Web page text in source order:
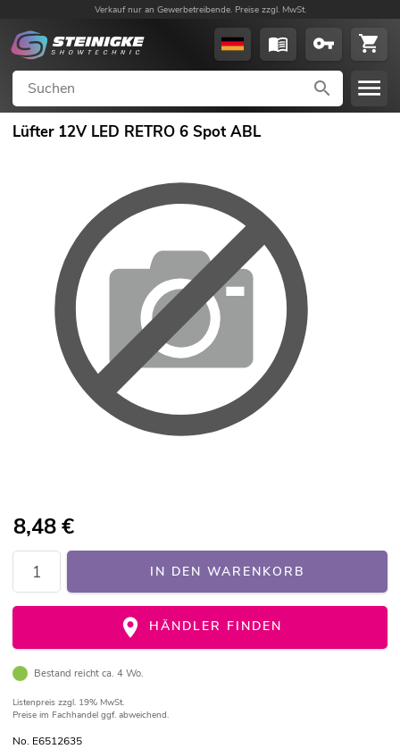
Verkauf nur an Gewerbetreibende. Preise zzgl. MwSt.
Lüfter 12V LED RETRO 6 Spot ABL
8,48€
IN DEN WARENKORB
HÄNDLER FINDEN
Bestand reicht ca. 4 Wo.
Listenpreis zzgl. 19% MwSt.
Preise im Fachhandel ggf. abweichend.
No. E6512635